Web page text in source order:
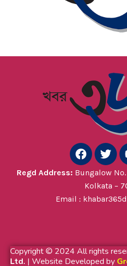
F
a
c
e
b
o
T
w
i
t
t
e
Regd Address: Bungalow
Kolkata –
Email :
Copyright © 2024 All rights
Ltd. | Website Developed by